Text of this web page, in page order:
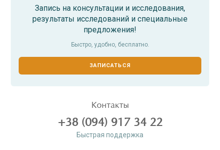
Запись на консультации и исследования,
результаты исследований и специальные
предложения!
Быстро, удобно, бесплатно.
ЗАПИСАТЬСЯ
Контакты
+38 (094) 917 34 22
Быстрая поддержка